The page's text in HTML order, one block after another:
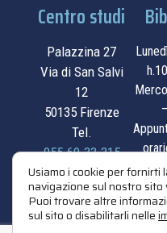
Centro studi
Palazzina 27
Via di San Salvi
12
50135 Firenze
Tel.
055.69.33.315
contatti
Usiamo i cookie per fornirti
navigazione sul nostro sito
Puoi trovare altre
sul sito o disabilitarli nelle